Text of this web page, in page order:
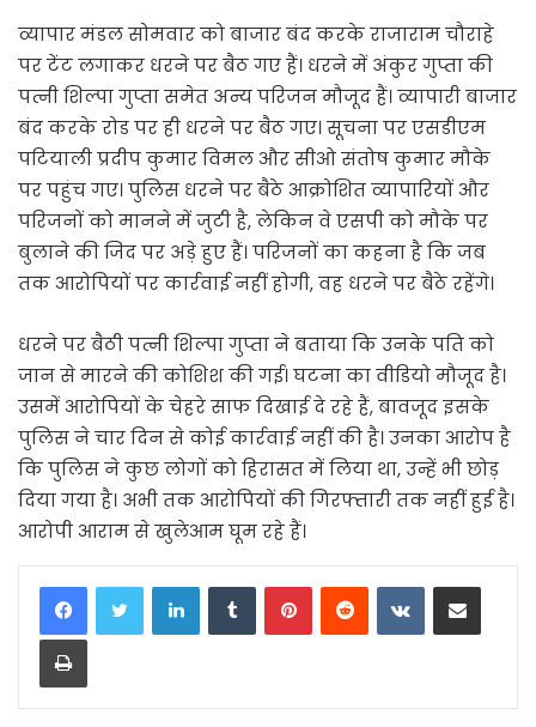
व्यापार मंडल सोमवार को बाजार बंद करके राजाराम चौराहे
पर टेंट लगाकर धरने पर बैठ गए हैं। धरने में अंकुर गुप्ता की
पत्नी शिल्पा गुप्ता समेत अन्य परिजन मौजूद हैं। व्यापारी बाजार
बंद करके रोड पर ही धरने पर बैठ गए। सूचना पर एसडीएम
पटियाली प्रदीप कुमार विमल और सीओ संतोष कुमार मौके
पर पहुंच गए। पुलिस धरने पर बैठे आक्रोशित व्यापारियों और
परिजनों को मानने में जुटी है, लेकिन वे एसपी को मौके पर
बुलाने की जिद पर अड़े हुए हैं। परिजनों का कहना है कि जब
तक आरोपियों पर कार्रवाई नहीं होगी, वह धरने पर बैठे रहेंगे।
धरने पर बैठी पत्नी शिल्पा गुप्ता ने बताया कि उनके पति को
जान से मारने की कोशिश की गई। घटना का वीडियो मौजूद है।
उसमें आरोपियों के चेहरे साफ दिखाई दे रहे हैं, बावजूद इसके
पुलिस ने चार दिन से कोई कार्रवाई नहीं की है। उनका आरोप है
कि पुलिस ने कुछ लोगों को हिरासत में लिया था, उन्हें भी छोड़
दिया गया है। अभी तक आरोपियों की गिरफ्तारी तक नहीं हुई है।
आरोपी आराम से खुलेआम घूम रहे हैं।
LinkedInTumblrPinterestReddit VKontakteShare via Email
Print